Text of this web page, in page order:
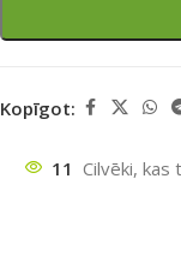
Kopīgot:
11 Cilvēki, kas